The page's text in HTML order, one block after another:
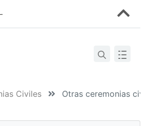
Civiles Otras ceremonias